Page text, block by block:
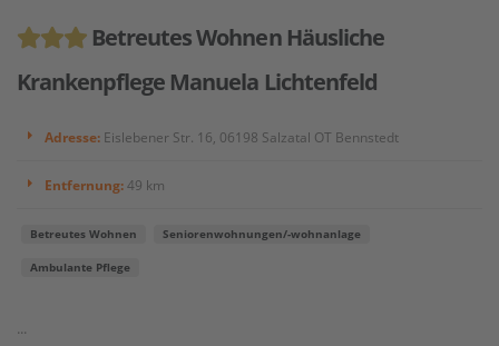
Betreutes Wohnen Häusliche
Krankenpflege Manuela Lichtenfeld
Adresse: Eislebener Str. 16, 06198 Salzatal OT Bennstedt
Entfernung:49 km
Betreutes Wohnen Seniorenwohnungen/-wohnanlage
Ambulante Pflege
...